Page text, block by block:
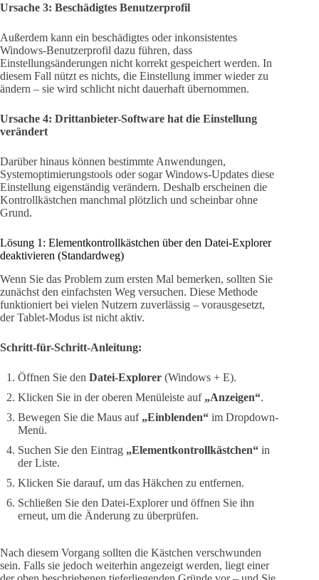
Ursache 3: Beschädigtes Benutzerprofil
Außerdem kann ein beschädigtes oder inkonsistentes
Windows-Benutzerprofil dazu führen, dass
Einstellungsänderungen nicht korrekt gespeichert werden. In
diesem Fall nützt es nichts, die Einstellung immer wieder zu
ändern – sie wird schlicht nicht dauerhaft übernommen.
Ursache 4: Drittanbieter-Software hat die Einstellung
verändert
Darüber hinaus können bestimmte Anwendungen,
Systemoptimierungstools oder sogar Windows-Updates diese
Einstellung eigenständig verändern. Deshalb erscheinen die
Kontrollkästchen manchmal plötzlich und scheinbar ohne
Grund.
Lösung 1: Elementkontrollkästchen über den Datei-Explorer
deaktivieren (Standardweg)
Wenn Sie das Problem zum ersten Mal bemerken, sollten Sie
zunächst den einfachsten Weg versuchen. Diese Methode
funktioniert bei vielen Nutzern zuverlässig – vorausgesetzt,
der Tablet-Modus ist nicht aktiv.
Schritt-für-Schritt-Anleitung:
Öffnen Sie den Datei-Explorer (Windows + E).
Klicken Sie in der oberen Menüleiste auf „Anzeigen“.
Bewegen Sie die Maus auf „Einblenden“ im Dropdown-
Menü.
Suchen Sie den Eintrag „Elementkontrollkästchen“ in
der Liste.
Klicken Sie darauf, um das Häkchen zu entfernen.
Schließen Sie den Datei-Explorer und öffnen Sie ihn
erneut, um die Änderung zu überprüfen.
Nach diesem Vorgang sollten die Kästchen verschwunden
sein. Falls sie jedoch weiterhin angezeigt werden, liegt einer